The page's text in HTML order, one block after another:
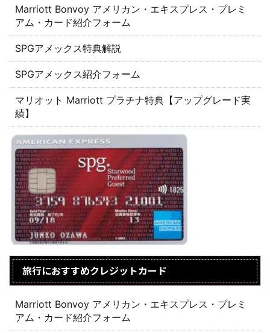
Marriott Bonvoy アメリカン・エキスプレス・プレミ
アム・カード紹介フォーム
SPGアメックス特典解説
SPGアメックス紹介フォーム
マリオット Marriott プラチナ特典【アップグレード実
績】
旅行におすすめクレジットカード
Marriott Bonvoy アメリカン・エキスプレス・プレミ
アム・カード紹介フォーム